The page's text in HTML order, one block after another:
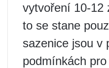
vytvoření 10-12
to se stane
sazenice jsou v
podmínkách